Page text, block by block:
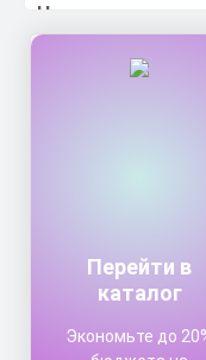
Материал корпуса:
профиль (анодированный),
прозрачное минеральное
Цена по запросу
Перейти в
каталог
Экономьте до